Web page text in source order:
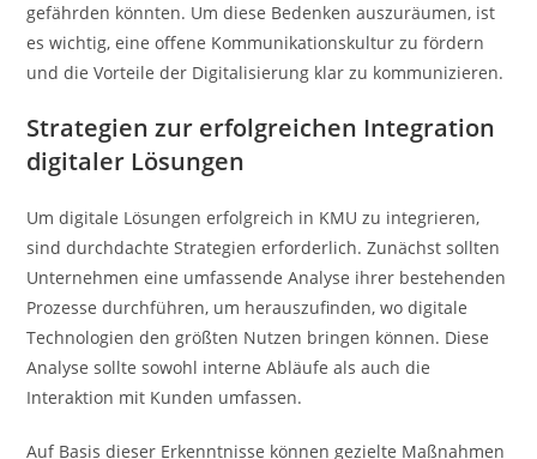
gefährden könnten. Um diese Bedenken auszuräumen, ist
es wichtig, eine offene Kommunikationskultur zu fördern
und die Vorteile der Digitalisierung klar zu kommunizieren.
Strategien zur erfolgreichen Integration
digitaler Lösungen
Um digitale Lösungen erfolgreich in KMU zu integrieren,
sind durchdachte Strategien erforderlich. Zunächst sollten
Unternehmen eine umfassende Analyse ihrer bestehenden
Prozesse durchführen, um herauszufinden, wo digitale
Technologien den größten Nutzen bringen können. Diese
Analyse sollte sowohl interne Abläufe als auch die
Interaktion mit Kunden umfassen.
Auf Basis dieser Erkenntnisse können gezielte Maßnahmen